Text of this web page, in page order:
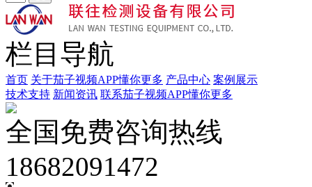
栏目导航
首页 关于茄子视频APP懂你更多 产品中心 案例展示
技术支持 新闻资讯 联系茄子视频APP懂你更多
全国免费咨询热线
18682091472